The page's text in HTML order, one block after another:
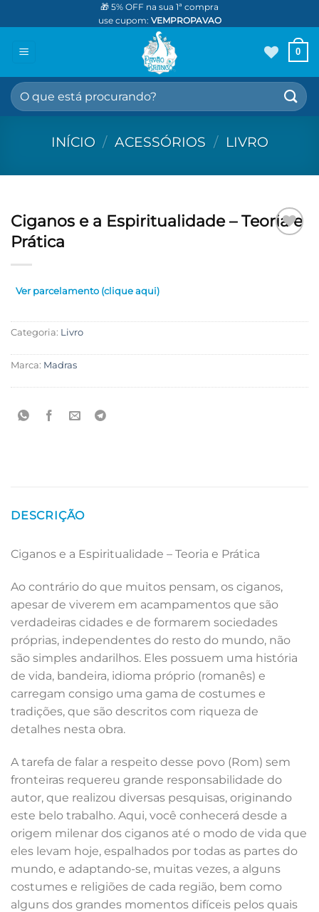
to
🎁 5% OFF na sua 1ª compra
use cupom: VEMPROPAVAO
0
Pesquisar
por:
INÍCIO / ACESSÓRIOS / LIVRO
Ciganos e a Espiritualidade – Teoria e
Prática
Ver parcelamento (clique aqui)
Categoria: Livro
Marca: Madras
DESCRIÇÃO
Ciganos e a Espiritualidade – Teoria e Prática
Ao contrário do que muitos pensam, os ciganos,
apesar de viverem em acampamentos que são
verdadeiras cidades e de formarem sociedades
próprias, independentes do resto do mundo, não
são simples andarilhos. Eles possuem uma história
de vida, bandeira, idioma próprio (romanês) e
carregam consigo uma gama de costumes e
tradições, que são descritos com riqueza de
detalhes nesta obra.
A tarefa de falar a respeito desse povo (Rom) sem
fronteiras requereu grande responsabilidade do
autor, que realizou diversas pesquisas, originando
este belo trabalho. Aqui, você conhecerá desde a
origem milenar dos ciganos até o modo de vida que
eles levam hoje, espalhados por todas as partes do
mundo, e adaptando-se, muitas vezes, a alguns
costumes e religiões de cada região, bem como
alguns dos grandes momentos difíceis pelos quais